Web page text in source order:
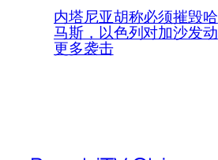
内塔尼亚胡称必须摧毁哈
马斯，以色列对加沙发动
更多袭击